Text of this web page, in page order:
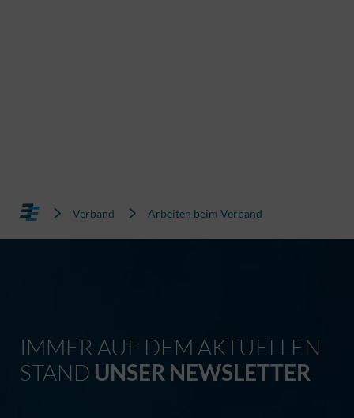
Verband Arbeiten beim Verband
IMMER AUF DEM AKTUELLEN
STAND UNSER NEWSLETTER